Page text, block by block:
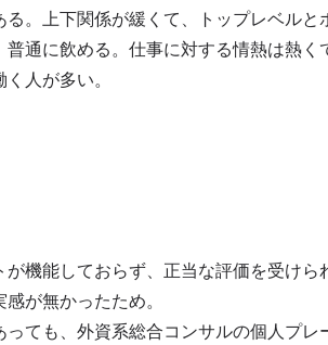
る。上下関係が緩くて、トップレベルと
普通に飲める。仕事に対する情熱は熱く
人が多い。
が機能しておらず、正当な評価を受けら
が無かったため。
っても、外資系総合コンサルの個人プレ